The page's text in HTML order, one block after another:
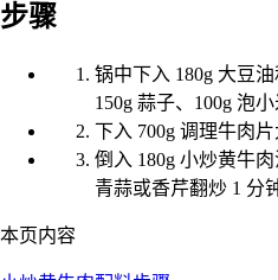
步骤
锅中下入 180g 大豆
150g 蒜子、100g 泡
下入 700g 调理牛肉
倒入 180g 小炒黄牛
青蒜或香芹翻炒 1 分
本页内容